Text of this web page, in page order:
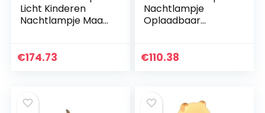
Licht Kinderen
Nachtlampje Maan
Dimmen
€174.73
Nachtlampje
Oplaadbaar
Sleutelschakelaar
€110.38